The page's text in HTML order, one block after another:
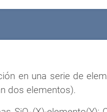
en una serie de
dos elementos).